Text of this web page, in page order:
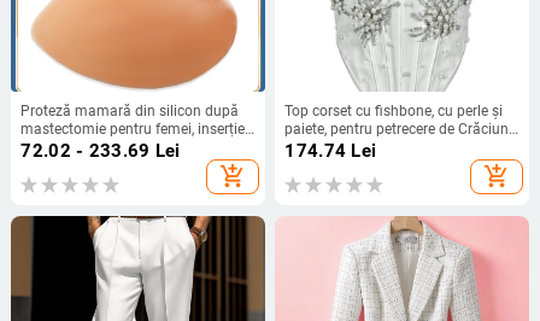
Proteză mamară din silicon după
mastectomie pentru femei, inserție
pentru sutien
72.02 - 233.69 Lei
add_shopping_cart
Top corset cu fishbone, cu perle și
paiete, pentru petrecere de Crăciun
și Anul Nou
174.74 Lei
add_shopping_cart